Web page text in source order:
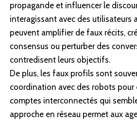
propagande et influencer le
interagissant avec des utilisateurs
peuvent amplifier de faux récits,
consensus ou perturber des
contredisent leurs objectifs.
De plus, les faux profils sont
coordination avec des robots pour
comptes interconnectés qui
approche en réseau permet aux